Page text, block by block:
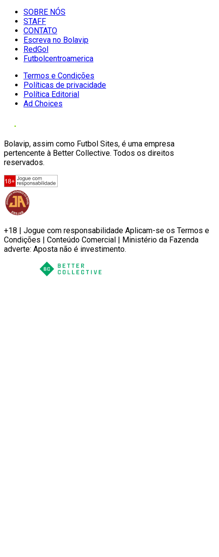
SOBRE NÓS
STAFF
CONTATO
Escreva no Bolavip
RedGol
Futbolcentroamerica
Termos e Condições
Políticas de privacidade
Política Editorial
Ad Choices
Bolavip, assim como Futbol Sites, é uma empresa
pertencente à Better Collective. Todos os direitos
reservados.
+18 | Jogue com responsabilidade Aplicam-se os Termos e
Condições | Conteúdo Comercial | Ministério da Fazenda
adverte: Aposta não é investimento.